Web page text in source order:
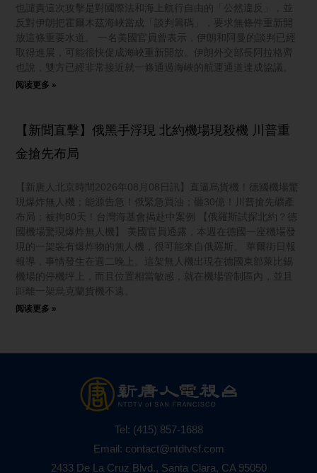
也譴責這次攻擊是對國際法和海上航行自由的「公然違反」，並
反對伊朗把霍爾木茲海峽當成「談判籌碼」，要求無條件重新開
放這條重要水道。 一名美國官員曾表示，伊朗和阿曼的談判已經
取得進展，可能很快促成海峽重新開放。伊朗外交部長阿拉格齊
也說，雙方已經非常接近就一條通過海峽的航運通道達成協議。
阅读更多 »
【新聞直擊】俄黑手浮現 北約機場現殺機 川普重
金搶先布局
【新唐人北京時間2026年08月08日訊】直逼烏貨機！德國機場驚
現爆炸無人機；能源告急！俄緊急買油；砸30億！川普搶先礦產
布局；被拘80天！台灣海基會揭赴中案例 【俄羅斯試探北約？德
國機場驚現爆炸無人機】 美國官員透露，本週在德國一座機場發
現的一架裝有爆炸物的無人機，很可能來自俄羅斯。 華爾街日報
報導，事情發生在週二晚上。這架無人機出現在德國東部萊比錫
機場的停機坪上，而且位置相當敏感，就在機場管制區內，並且
距離一架烏克蘭貨機不遠。
阅读更多 »
Tel: (415) 857-1688
Email: contact@ntdtvsf.com
2433 De La Cruz Blvd., Santa Clara, CA 95050